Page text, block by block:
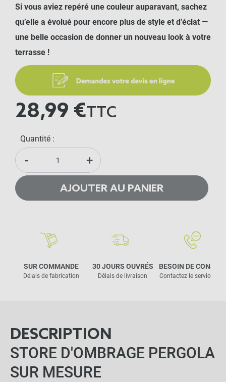
Si vous aviez repéré une couleur auparavant, sachez
qu’elle a évolué pour encore plus de style et d’éclat —
une belle occasion de donner un nouveau look à votre
terrasse !
28,99 €TTC
Quantité :
- +
AJOUTER AU PANIER
SUR COMMANDE
Délais de fabrication
30 JOURS OUVRÉS
Délais de livraison
BESOIN DE CONSEIL
Contactez le service
DESCRIPTION
STORE D'OMBRAGE PERGOLA
SUR MESURE